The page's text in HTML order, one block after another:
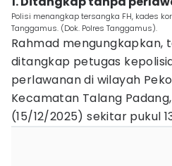
Polisi menangkap tersangka FH, kades
Tanggamus. (Dok. Polres Tanggamus).
Rahmad mengungkapkan,
ditangkap petugas
perlawanan di wilayah
Kecamatan Talang
(15/12/2025) sekitar pukul